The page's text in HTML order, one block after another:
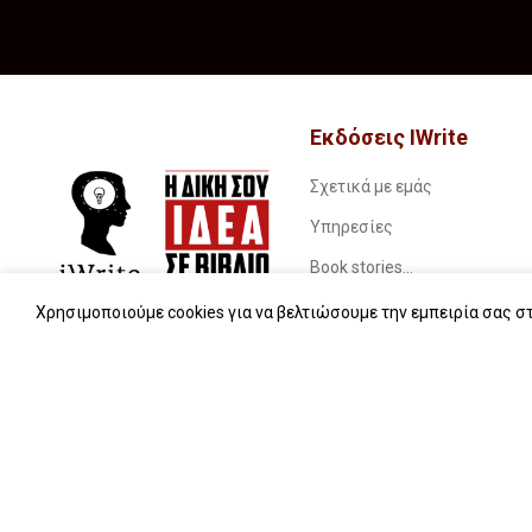
Εκδόσεις IWrite
Σχετικά με εμάς
Υπηρεσίες
Book stories…
Συχνές ερωτήσεις (FAQs)
Χρησιμοποιούμε cookies για να βελτιώσουμε την εμπειρία σας